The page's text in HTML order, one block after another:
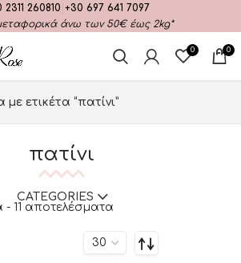
2311 260810 +30 697 641 7097
άνω των 50€ έως 2kg*
0 0
με ετικέτα “πατίνι”
πατίνι
CATEGORIES
- 11 αποτελέσματα